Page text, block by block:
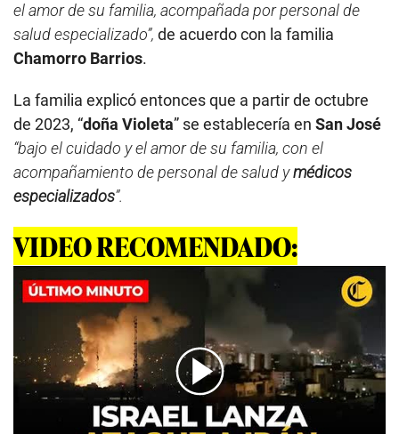
el amor de su familia, acompañada por personal de
salud especializado”, de acuerdo con la familia
Chamorro Barrios.
La familia explicó entonces que a partir de octubre
de 2023, “doña Violeta” se establecería en San José
“bajo el cuidado y el amor de su familia, con el
acompañamiento de personal de salud ymédicos
especializados”.
VIDEO RECOMENDADO: